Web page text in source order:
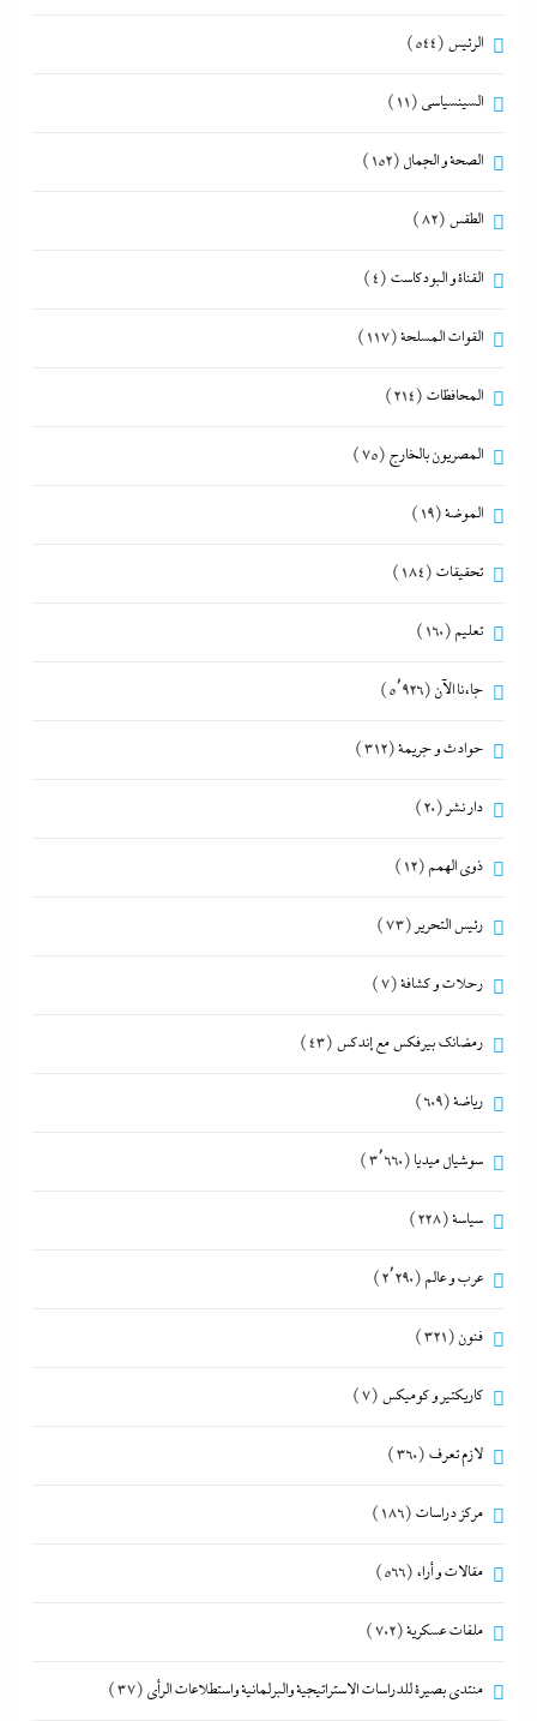
الرئيس (544)
السينسياسي (11)
الصحة و الجمال (152)
الطقس (82)
القناة و البودكاست (4)
القوات المسلحة(117)
المحافظات (214)
المصريون بالخارج (75)
الموضة(19)
تحقيقات (184)
تعليم (160)
جاءنا الآن (5٬926)
حوادث و جريمة(312)
دار نشر(20)
ذوى الهمم (12)
رئيس التحرير(73)
رحلات و كشافة(7)
رمضانك بيرفكس مع إندكس (43)
رياضة(609)
سوشيال ميديا (3٬660)
سياسة(228)
عرب و عالم (2٬290)
فنون (321)
كاريكتير و كوميكس (7)
لازم تعرف (360)
مركز دراسات (186)
مقالات و أراء (566)
ملفات عسكرية(702)
منتدى بصيرة للدراسات الاستراتيجية والبرلمانية واستطلاعات الرأى (37)